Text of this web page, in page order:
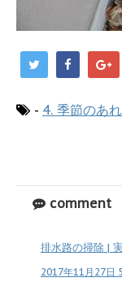
- 4. 季節のあ
comment
排水路の掃除 |
2017年11月27日